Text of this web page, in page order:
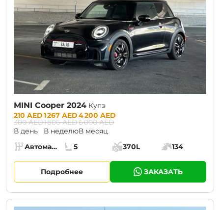
MINI Cooper 2024 Купэ
Prices:
210 AED
300 AED
В день
1 267 AED
1 806 AED
В неделю
4 200 AED
6 000 AED
В месяц
Specs:
Коробка передач:
Автомат (АКПП)
Места:
5
Объём багажника:
370L
Мощность
134
Подробнее ЗАКАЗАТЬ